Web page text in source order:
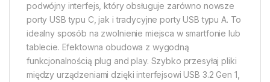
podwójny interfejs, który obsługuje zarówno nowsze
porty USB typu C, jak i tradycyjne porty USB typu A. To
idealny sposób na zwolnienie miejsca w smartfonie lub
tablecie. Efektowna obudowa z wygodną
funkcjonalnością plug and play. Szybko przesyłaj pliki
między urządzeniami dzięki interfejsowi USB 3.2 Gen 1,